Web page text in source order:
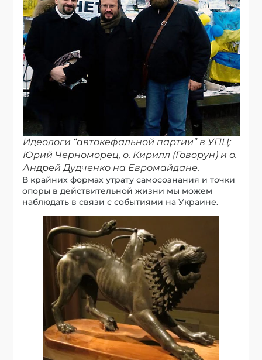
Идеологи “автокефальной партии” в УПЦ:
Юрий Черноморец, о. Кирилл (Говорун) и о.
Андрей Дудченко на Евромайдане.
В крайних формах утрату самосознания и точки
опоры в действительной жизни мы можем
наблюдать в связи с событиями на Украине.